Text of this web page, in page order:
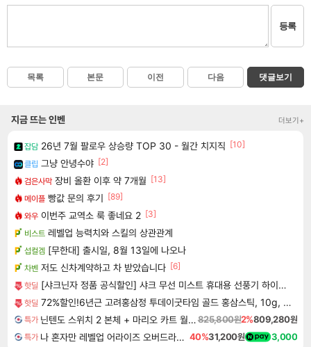
등록
목록 본문 이전 다음 댓글보기
지금 뜨는 인벤 더보기+
잡담 26년 7월 팔로우 상승량 TOP 30 - 월간 치지직 [10]
클립 그냥 안녕수야 [2]
검은사막 장비 올환 이후 약 7개월 [13]
메이플 빵값 문의 후기 [89]
와우 이번주 교역소 룩 좋네요 2 [3]
비스트 레벨업 능력치와 스킬의 상관관계
섭컬겜 [무한대] 출시일, 8월 13일에 나오나
차벤 저도 신차계약하고 차 받았습니다 [6]
핫딜 [샤크닌자 정품 공식할인] 샤크 무선 미스트 휴대용 선풍기 하이드로고 서큘레이터
핫딜 72%할인!6년근 고려홍삼정 투데이굿타임 골드 홍삼스틱, 10g, 300포
특가 닌텐도 스위치 2 본체 + 마리오 카트 월드 + 포켓몬스터 레전드 ZA 닌텐도 스위치 2 에디션 번들825,800원2%809,280원
특가 나 혼자만 레벨업 어라이즈 오버드라이브 디럭스 에디션 Solo Leveling Arise Overdrive Deluxe Edition 40%31,200원 3,000